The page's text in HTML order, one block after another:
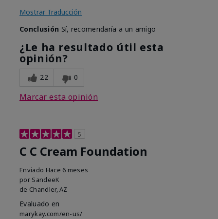
Mostrar Traducción
Conclusión Sí, recomendaría a un amigo
¿Le ha resultado útil esta
opinión?
22 0
Marcar esta opinión
5
C C Cream Foundation
Enviado Hace 6 meses
por SandeeK
de Chandler, AZ
Evaluado en
marykay.com/en-us/